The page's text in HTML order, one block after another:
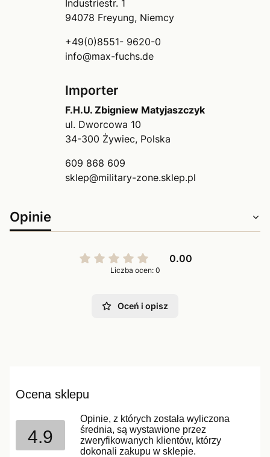
Industriestr. 1
94078 Freyung, Niemcy
+49(0)8551- 9620-0
info@max-fuchs.de
Importer
F.H.U. Zbigniew Matyjaszczyk
ul. Dworcowa 10
34-300 Żywiec, Polska
609 868 609
sklep@military-zone.sklep.pl
Opinie
0.00
Liczba ocen: 0
Oceń i opisz
Ocena sklepu
4.9
Opinie, z których została wyliczona
średnia, są wystawione przez
zweryfikowanych klientów, którzy
dokonali zakupu w sklepie.